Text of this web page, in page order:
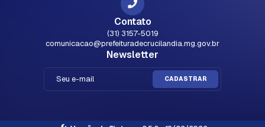
Contato
(31) 3157-5019
comunicacao@prefeituradecrucilandia.mg.gov.br
Newsletter
CADASTRAR